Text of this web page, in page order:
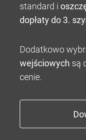
standard i
dopłaty do 3.
Dodatkowo
wejściowych są
cenie.